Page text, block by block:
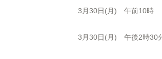
3月30日(月) 午前10時
3月30日(月) 午後2時30